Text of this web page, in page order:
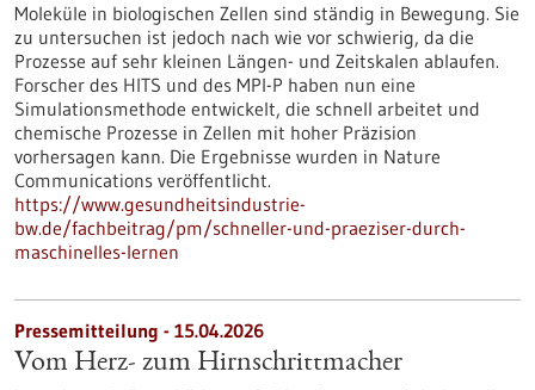
Moleküle in biologischen Zellen sind ständig in Bewegung. Sie
zu untersuchen ist jedoch nach wie vor schwierig, da die
Prozesse auf sehr kleinen Längen- und Zeitskalen ablaufen.
Forscher des HITS und des MPI-P haben nun eine
Simulationsmethode entwickelt, die schnell arbeitet und
chemische Prozesse in Zellen mit hoher Präzision
vorhersagen kann. Die Ergebnisse wurden in Nature
Communications veröffentlicht.
https://www.gesundheitsindustrie-
bw.de/fachbeitrag/pm/schneller-und-praeziser-durch-
maschinelles-lernen
Pressemitteilung - 15.04.2026
Vom Herz- zum Hirnschrittmacher